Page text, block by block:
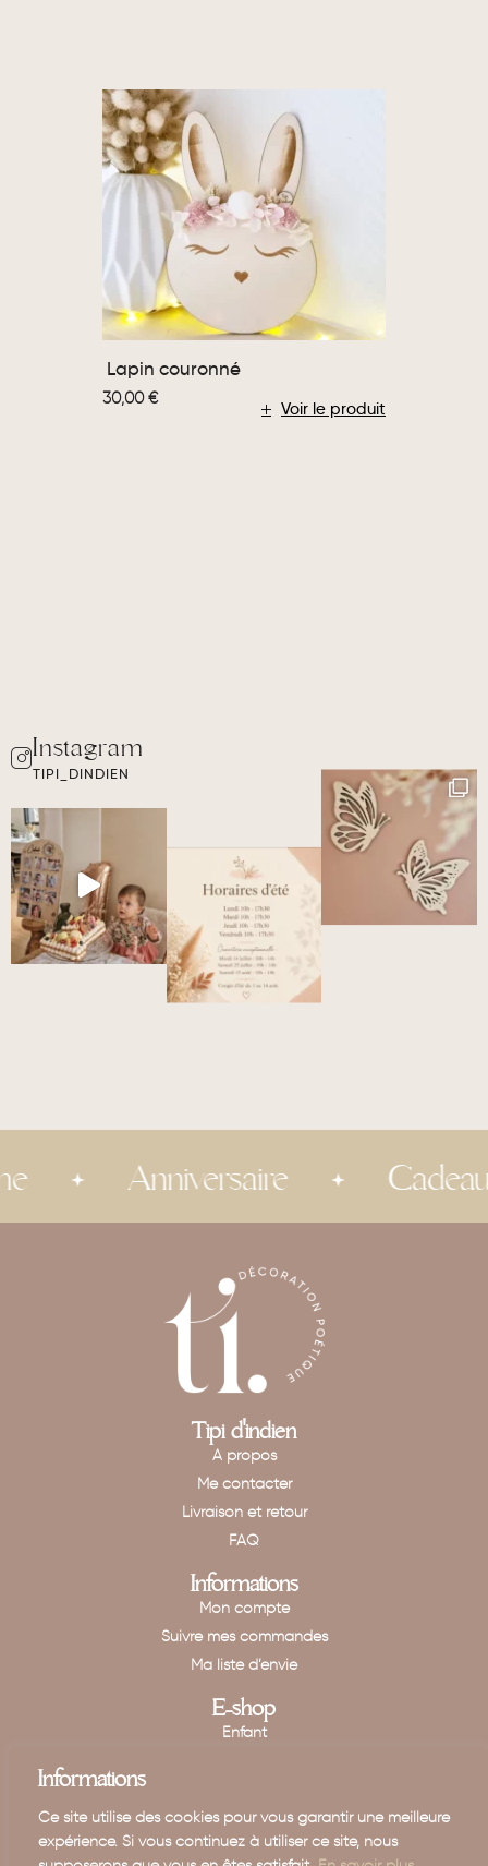
Informations
Ce site utilise des cookies pour vous garantir une meilleure
expérience. Si vous continuez à utiliser ce site, nous
Voir le produit
Lapin couronné
30,00€
TIPI_DINDIEN
Anniversaire Cadeau
Tipi d'indien
A propos
Me contacter
Livraison et retour
FAQ
Informations
Mon compte
Suivre mes commandes
Ma liste d’envie
E-shop
Enfant
Carte cadeau